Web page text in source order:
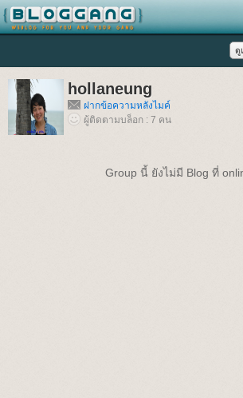
hollaneung
ฝากข้อความหลังไมค์
ผู้ติดตามบล็อก : 7 คน
Group นี้ ยังไม่มี Blog ที่